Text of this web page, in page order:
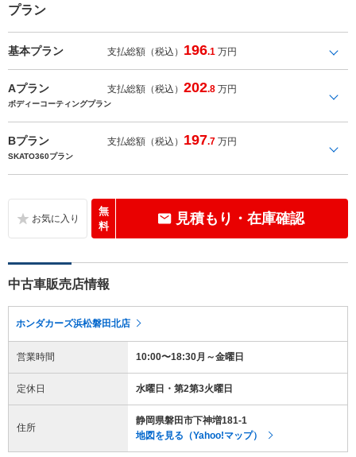
プラン
基本プラン 支払総額（税込） 196.1 万円
Aプラン 支払総額（税込）202.8 万円
ボディーコーティングプラン
Bプラン 支払総額（税込） 197.7 万円
SKATO360プラン
無
料
見積もり・在庫確認
中古車販売店情報
ホンダカーズ浜松磐田北店
営業時間 10:00〜18:30月～金曜日
定休日 水曜日・第2第3火曜日
住所
静岡県磐田市下神増181-1
地図を見る（Yahoo!マップ）